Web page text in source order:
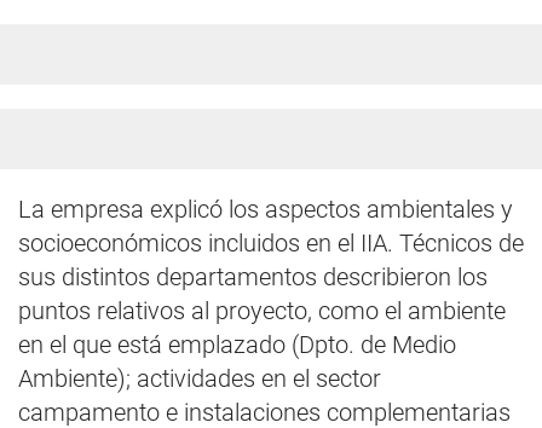
La empresa explicó los aspectos ambientales y
socioeconómicos incluidos en el IIA. Técnicos de
sus distintos departamentos describieron los
puntos relativos al proyecto, como el ambiente
en el que está emplazado (Dpto. de Medio
Ambiente); actividades en el sector
campamento e instalaciones complementarias